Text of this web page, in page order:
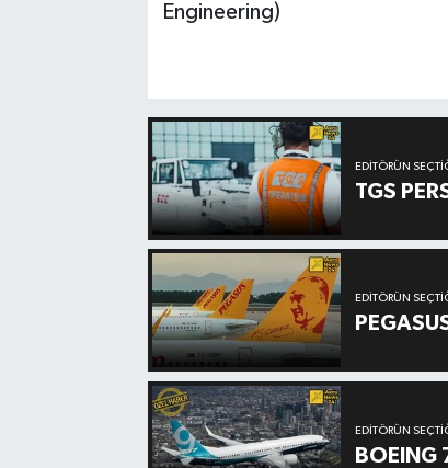
Engineering)
EDITÖRÜN
TGS
EDITÖRÜN
EDITÖRÜN
BOEING